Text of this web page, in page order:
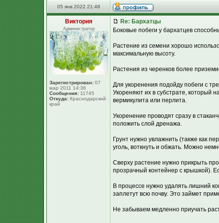
05 янв 2022 21:48
Виктория
Администратор
Зарегистрирован: 07
мар 2011 14:36
Сообщения: 11745
Откуда: Краснодарский
край
Re: Бархатцы
Боковые побеги у бархатцев
Растение из семени хорошо
максимальную высоту.
Растения из черенков более
Для укоренения подойду побеги с
Укореняют их в субстрате, который
вермикулита или перлита.
Укоренение проводят сразу в
положить слой дренажа.
Грунт нужно увлажнить (также как
уголь, воткнуть и обжать. Можно
Сверху растение нужно прикрыть
прозрачный контейнер с крышкой).
В процессе нужно удалять лишний
заплетут всю почву. Это займет
Не забываем медленно приучать